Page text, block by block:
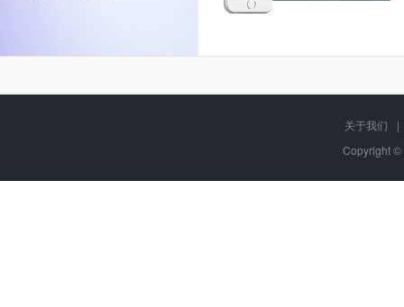
关于我们
|
Copyright ©